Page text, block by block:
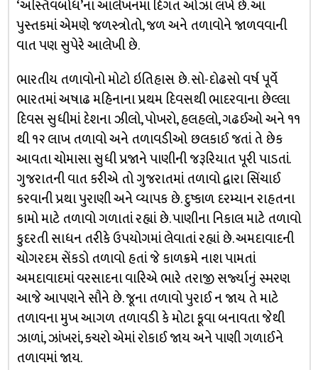
‘અસ્તિવબોધ’ના આલેખનમાં દિગંત ઓઝા લખે છે. આ
પુસ્તકમાં એમણે જળસ્ત્રોતો, જળ અને તળાવોને જાળવવાની
વાત પણ સુપેરે આલેખી છે.
ભારતીય તળાવોનો મોટો ઇતિહાસ છે. સો-દોઢસો વર્ષ પૂર્વે
ભારતમાં અષાઢ મહિનાના પ્રથમ દિવસથી ભાદરવાના છેલ્લા
દિવસ સુધીમાં દેશના ઝીલો, પોખરો, હલહલો, ગઢઈઓ અને ૧૧
થી ૧૨ લાખ તળાવો અને તળાવડીઓ છલકાઈ જતાં તે છેક
આવતા ચોમાસા સુધી પ્રજાને પાણીની જરૂરિયાત પૂરી પાડતાં.
ગુજરાતની વાત કરીએ તો ગુજરાતમાં તળાવો દ્વારા સિંચાઈ
કરવાની પ્રથા પુરાણી અને વ્યાપક છે. દુષ્કાળ દરમ્યાન રાહતના
કામો માટે તળાવો ગળાતાં રહ્યાં છે. પાણીના નિકાલ માટે તળાવો
કુદરતી સાધન તરીકે ઉપયોગમાં લેવાતાં રહ્યાં છે. અમદાવાદની
ચોગરદમ સેંકડો તળાવો હતાં જે કાળક્રમે નાશ પામતાં
અમદાવાદમાં વરસાદના વારિએ ભારે તરાજી સર્જ્યાનું સ્મરણ
આજે આપણને સૌને છે. જૂના તળાવો પુરાઈ ન જાય તે માટે
તળાવના મુખ આગળ તળાવડી કે મોટા કૂવા બનાવતા જેથી
ઝાળાં, ઝાંખરાં, કચરો એમાં રોકાઈ જાય અને પાણી ગળાઈને
તળાવમાં જાય.